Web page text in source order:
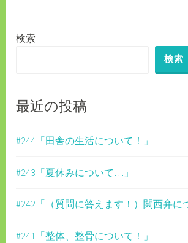
ー
ン
検索
検索
最近の投稿
#244「田舎の生活について！」
#243「夏休みについて…」
#242「（質問に答えます！）関西弁に
#241「整体、整骨について！」